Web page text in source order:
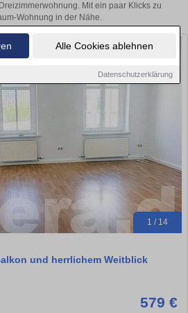
Alle Cookies ablehnen
Datenschutzerklärung
Mit ein paar Klicks zu
Wohnung in der Nähe.
1 / 14
und herrlichem Weitblick
579 €